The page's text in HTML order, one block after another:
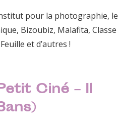
pour la photographie, le
Bizoubiz, Malafita, Classe
et d’autres !
Ciné – Il